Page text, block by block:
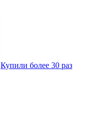
Купили более 30 раз